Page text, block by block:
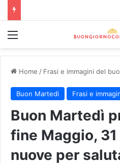
Home / Frasi e immagini del
Buon Martedì Frasi e
Buon Martedì
fine Maggio,
nuove per